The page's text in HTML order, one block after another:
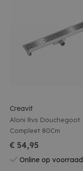
Creavit
Aloni Rvs Douchegoot
Compleet 80Cm
€ 54,95
Online op voorraad